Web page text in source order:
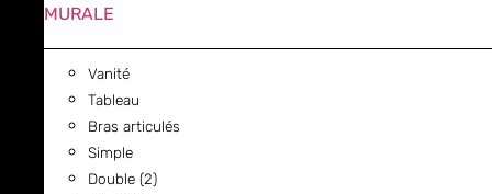
MURALE
Vanité
Tableau
Bras articulés
Simple
Double (2)